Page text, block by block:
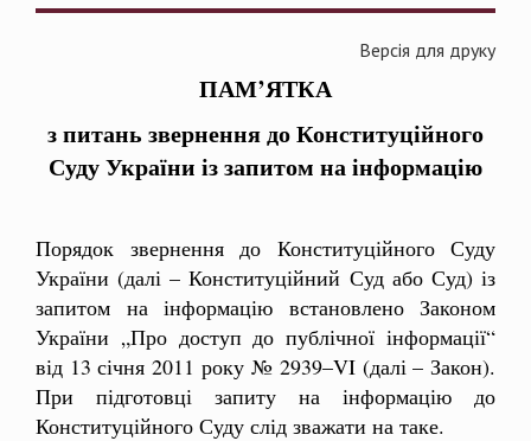
Версія для друку
ПАМ’ЯТКА
з питань звернення до Конституційного
Суду України із запитом на інформацію
Порядок звернення до Конституційного Суду
України (далі – Конституційний Суд або Суд) із
запитом на інформацію встановлено Законом
України „Про доступ до публічної інформації“
від 13 січня 2011 року № 2939–VI (далі – Закон).
При підготовці запиту на інформацію до
Конституційного Суду слід зважати на таке.